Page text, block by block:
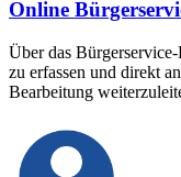
Online
Über das
zu erfassen und direkt
Bearbeitung